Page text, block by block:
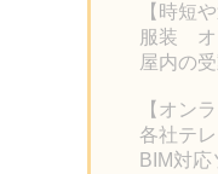
【時短
服装 オ
屋内の
【オン
各社テ
BIM対